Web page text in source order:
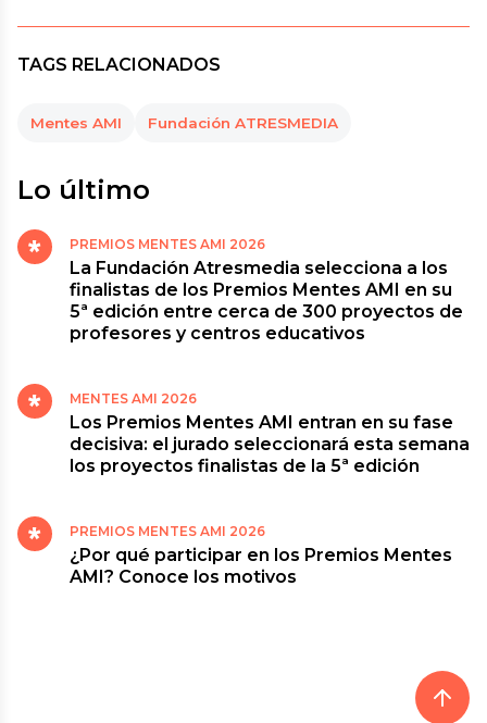
TAGS RELACIONADOS
Mentes AMI Fundación ATRESMEDIA
Lo último
PREMIOS MENTES AMI 2026
La Fundación Atresmedia selecciona a los
finalistas de los Premios Mentes AMI en su
5ª edición entre cerca de 300 proyectos de
profesores y centros educativos
MENTES AMI 2026
Los Premios Mentes AMI entran en su fase
decisiva: el jurado seleccionará esta semana
los proyectos finalistas de la 5ª edición
PREMIOS MENTES AMI 2026
¿Por qué participar en los Premios Mentes
AMI? Conoce los motivos